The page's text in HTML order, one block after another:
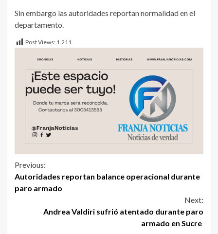
Sin embargo las autoridades reportan normalidad en el
departamento.
Post Views: 1.211
Previous:
Autoridades reportan balance operacional durante
paro armado
Next:
Andrea Valdiri sufrió atentado durante paro
armado en Sucre